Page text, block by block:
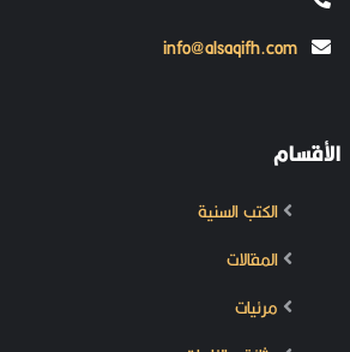
info@alsaqifh.com
الأقسام
الكتب السنية
المقالات
مرئيات